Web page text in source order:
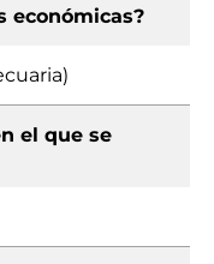
económicas?
el que se